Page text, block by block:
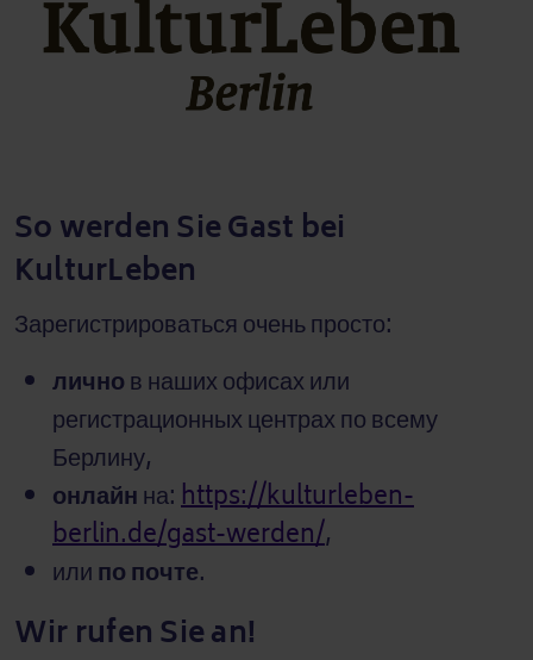
So werden Sie Gast bei
KulturLeben
Зарегистрироваться очень просто:
личнов наших офисах или
регистрационных центрах по всему
Берлину,
онлайнна:https://kulturleben-
berlin.de/gast-werden/,
илипо почте.
Wir rufen Sie an!